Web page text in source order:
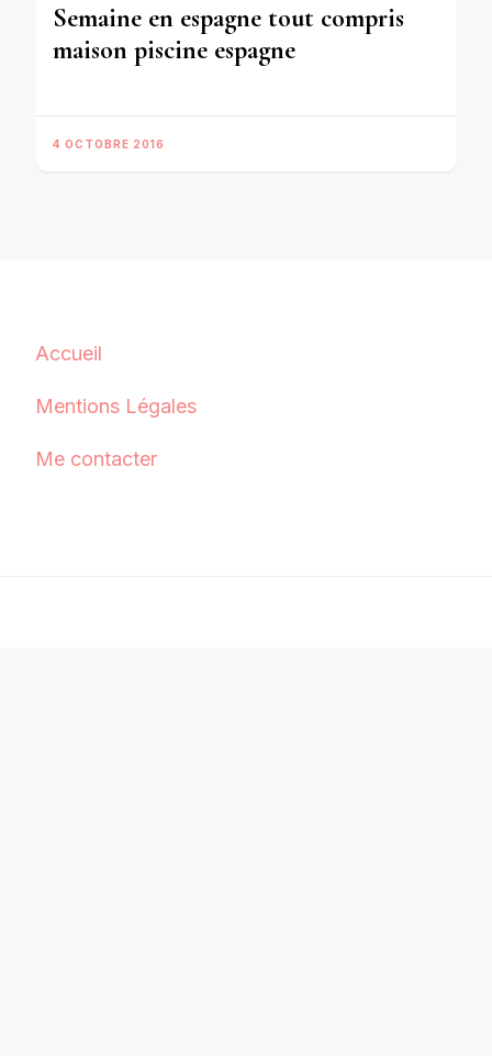
Semaine en espagne tout compris
maison piscine espagne
4 OCTOBRE 2016
Accueil
Mentions Légales
Me contacter